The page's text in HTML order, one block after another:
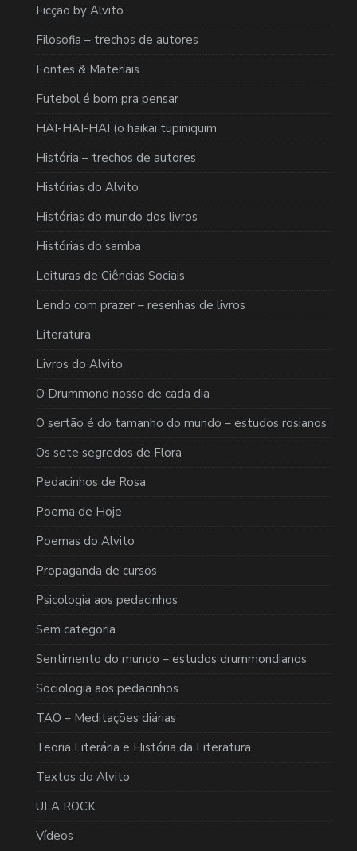
Ficção by Alvito
Filosofia – trechos de autores
Fontes & Materiais
Futebol é bom pra pensar
HAI-HAI-HAI (o haikai tupiniquim
História – trechos de autores
Histórias do Alvito
Histórias do mundo dos livros
Histórias do samba
Leituras de Ciências Sociais
Lendo com prazer – resenhas de livros
Literatura
Livros do Alvito
O Drummond nosso de cada dia
O sertão é do tamanho do mundo – estudos rosianos
Os sete segredos de Flora
Pedacinhos de Rosa
Poema de Hoje
Poemas do Alvito
Propaganda de cursos
Psicologia aos pedacinhos
Sem categoria
Sentimento do mundo – estudos drummondianos
Sociologia aos pedacinhos
TAO – Meditações diárias
Teoria Literária e História da Literatura
Textos do Alvito
ULA ROCK
Vídeos